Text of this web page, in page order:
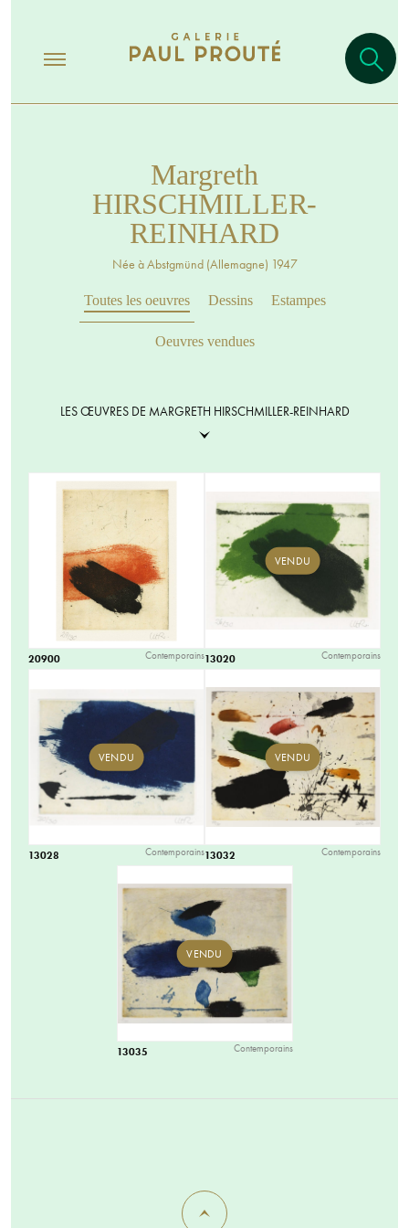
Margreth
HIRSCHMILLER-
REINHARD
Née à Abstgmünd (Allemagne) 1947
Toutes les oeuvres Dessins Estampes
Oeuvres vendues
LES ŒUVRES DE MARGRETH HIRSCHMILLER-REINHARD
20900 Contemporains
VENDU
13020 Contemporains
VENDU
13028 Contemporains
VENDU
13032 Contemporains
VENDU
13035 Contemporains